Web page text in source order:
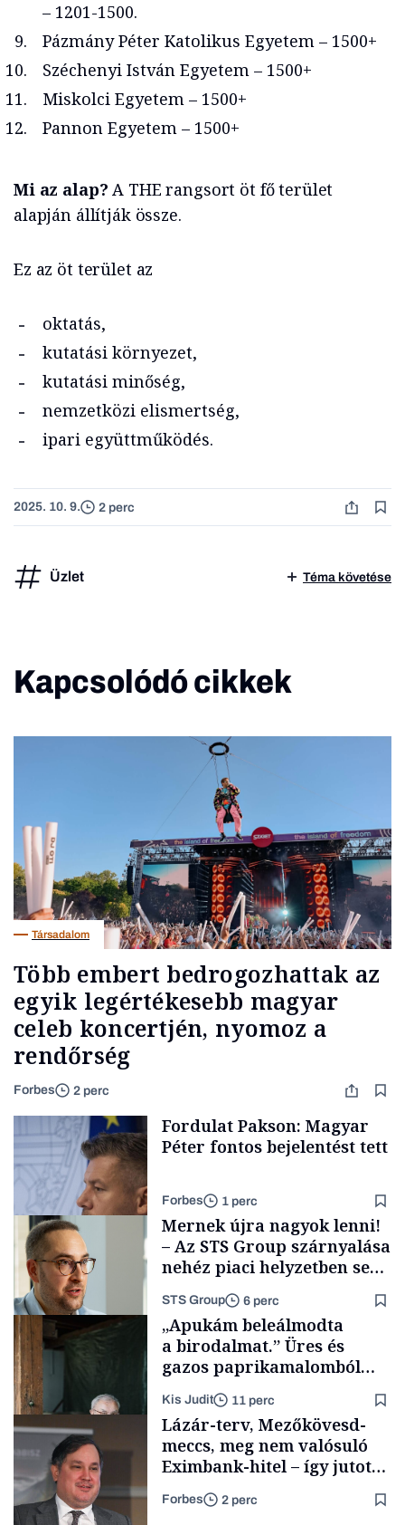
– 1201-1500.
Pázmány Péter Katolikus Egyetem – 1500+
Széchenyi István Egyetem – 1500+
Miskolci Egyetem – 1500+
Pannon Egyetem – 1500+
Mi az alap? A THE rangsort öt fő terület
alapján állítják össze.
Ez az öt terület az
oktatás,
kutatási környezet,
kutatási minőség,
nemzetközi elismertség,
ipari együttműködés.
2025. 10. 9. 2 perc
Üzlet Téma követése
Kapcsolódó cikkek
Társadalom
Több embert bedrogozhattak az
egyik legértékesebb magyar
celeb koncertjén, nyomoz a
rendőrség
Forbes 2 perc
Energia
Fordulat Pakson: Magyar
Péter fontos bejelentést tett
Forbes 1 perc
Támogatói tartalom
Mernek újra nagyok lenni!
– Az STS Group szárnyalása
nehéz piaci helyzetben sem
STS Group 6 perc
Családi
vállalkozások
„Apukám beleálmodta
a birodalmat.” Üres és
gazos paprikamalomból
lett az igazi családi
fűszersztori
Kis Judit 11 perc
Lázár-terv, Mezőkövesd-
meccs, meg nem valósuló
Eximbank-hitel – így jutott
el a bezárásig a 70 éves
téglagyár
Forbes 2 perc